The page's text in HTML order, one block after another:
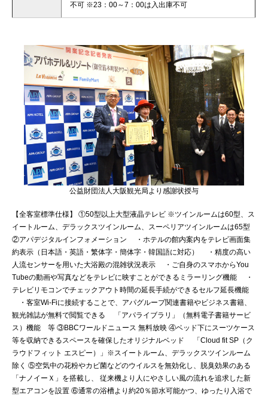
不可 ※23：00～7：00は入出庫不可
公益財団法人大阪観光局より感謝状授与
【全客室標準仕様】 ①50型以上大型液晶テレビ ※ツインルームは60型、ス
イートルーム、デラックスツインルーム、スーペリアツインルームは65型
②アパデジタルインフォメーション ・ホテルの館内案内をテレビ画面集
約表示（日本語・英語・繁体字・簡体字・韓国語に対応） ・精度の高い
人流センサーを用いた大浴殿の混雑状況表示 ・ご自身のスマホからYou
Tubeの動画や写真などをテレビに映すことができるミラーリング機能 ・
テレビリモコンでチェックアウト時間の延長手続ができるセルフ延長機能
・客室Wi-Fiに接続することで、アパグループ関連書籍やビジネス書籍、
観光雑誌が無料で閲覧できる 「アパライブラリ」（無料電子書籍サービ
ス）機能 等 ③BBCワールドニュース 無料放映 ④ベッド下にスーツケース
等を収納できるスペースを確保したオリジナルベッド 「Cloud fit SP（ク
ラウドフィット エスピー）」※スイートルーム、デラックスツインルーム
除く ⑤空気中の花粉やカビ菌などのウイルスを無効化し、脱臭効果のある
「ナノイーＸ」を搭載し、 従来機より人にやさしい風の流れを追求した新
型エアコンを設置 ⑥通常の浴槽より約20％節水可能かつ、ゆったり入浴で